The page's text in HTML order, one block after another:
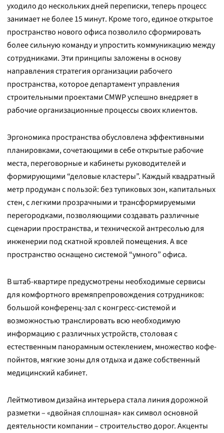
уходило до нескольких дней переписки, теперь процесс
занимает не более 15 минут. Кроме того, единое открытое
пространство нового офиса позволило сформировать
более сильную команду и упростить коммуникацию между
сотрудниками. Эти принципы заложены в основу
направления стратегия организации рабочего
пространства, которое департамент управления
строительными проектами CMWP успешно внедряет в
рабочие организационные процессы своих клиентов.
Эргономика пространства обусловлена эффективными
планировками, сочетающими в себе открытые рабочие
места, переговорные и кабинеты руководителей и
формирующими “деловые кластеры”. Каждый квадратный
метр продуман с пользой: без тупиковых зон, капитальных
стен, с легкими прозрачными и трансформируемыми
перегородками, позволяющими создавать различные
сценарии пространства, и технической антресолью для
инженерии под скатной кровлей помещения. А все
пространство оснащено системой “умного” офиса.
В штаб-квартире предусмотрены необходимые сервисы
для комфортного времяпрепровождения сотрудников:
большой конференц-зал с конгресс-системой и
возможностью транслировать всю необходимую
информацию с различных устройств, столовая с
естественным панорамным остеклением, множество кофе-
пойнтов, мягкие зоны для отдыха и даже собственный
медицинский кабинет.
Лейтмотивом дизайна интерьера стала линия дорожной
разметки – «двойная сплошная» как символ основной
деятельности компании – строительство дорог. Акценты